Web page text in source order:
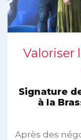
Valoriser
Signature
à la
Après des